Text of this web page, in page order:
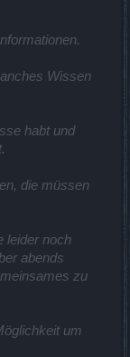
Wissen
habt und
die müssen
leider noch
abends
zu
um